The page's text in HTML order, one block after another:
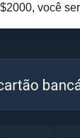
você